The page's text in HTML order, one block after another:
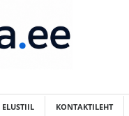
ELUSTIIL KONTAKTILEHT